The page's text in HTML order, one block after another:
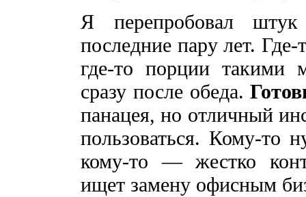
Я перепробовал
последние пару лет.
где-то порции такими
сразу после обеда.
панацея, но отличный
пользоваться. Кому-то
кому-то — жестко
ищет замену офисным